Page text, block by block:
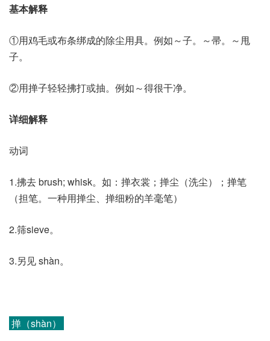
基本解释
①用鸡毛或布条绑成的除尘用具。例如～子。～帚。～甩
子。
②用掸子轻轻拂打或抽。例如～得很干净。
详细解释
动词
1.拂去 brush; whisk。如：掸衣裳；掸尘（洗尘）；掸笔
（担笔。一种用掸尘、掸细粉的羊毫笔）
2.筛sieve。
3.另见 shàn。
掸（shàn）